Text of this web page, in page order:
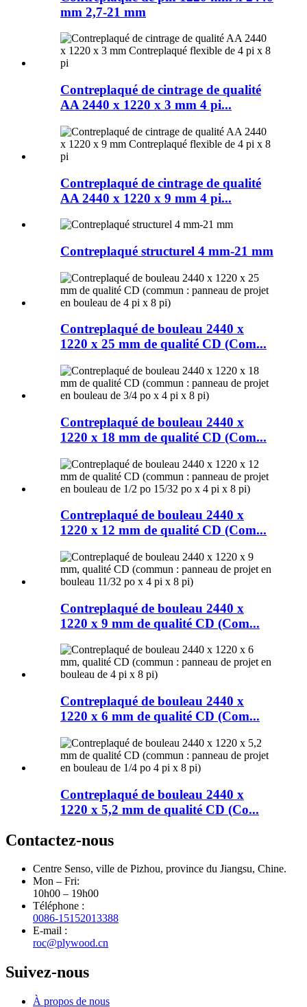
mm 2,7-21 mm
Contreplaqué de cintrage de qualité
AA 2440 x 1220 x 3 mm 4 pi...
Contreplaqué de cintrage de qualité
AA 2440 x 1220 x 9 mm 4 pi...
Contreplaqué structurel 4 mm-21 mm
Contreplaqué de bouleau 2440 x
1220 x 25 mm de qualité CD (Com...
Contreplaqué de bouleau 2440 x
1220 x 18 mm de qualité CD (Com...
Contreplaqué de bouleau 2440 x
1220 x 12 mm de qualité CD (Com...
Contreplaqué de bouleau 2440 x
1220 x 9 mm de qualité CD (Com...
Contreplaqué de bouleau 2440 x
1220 x 6 mm de qualité CD (Com...
Contreplaqué de bouleau 2440 x
1220 x 5,2 mm de qualité CD (Co...
Contactez-nous
Centre Senso, ville de Pizhou, province du Jiangsu, Chine.
Mon – Fri:
10h00 – 19h00
Téléphone :
0086-15152013388
E-mail :
roc@plywood.cn
Suivez-nous
À propos de nous